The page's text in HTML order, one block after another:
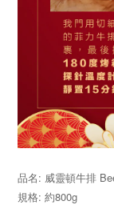
品名: 威靈頓牛排
規格: 約800g